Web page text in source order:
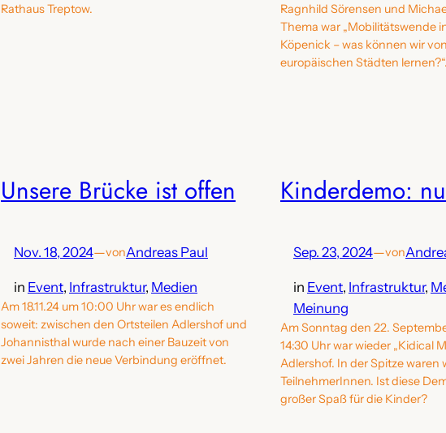
Rathaus Treptow.
Ragnhild Sörensen und
Thema war „Mobilitätswende
Köpenick – was können wir
europäischen Städten lernen?“.
Unsere Brücke ist offen
Nov. 18, 2024—vonAndreas Paul
in Event, Infrastruktur, Medien
Am 18.11.24 um 10:00 Uhr war es endlich
soweit: zwischen den Ortsteilen Adlershof und
Johannisthal wurde nach einer Bauzeit von
zwei Jahren die neue Verbindung eröffnet.
Kinderdemo:
Sep. 23, 2024—von
in Event, Infrastruktur,
Meinung
Am Sonntag den 22.
14:30 Uhr war wieder „Kidical
Adlershof. In der Spitze waren
TeilnehmerInnen. Ist diese
großer Spaß für die Kinder?